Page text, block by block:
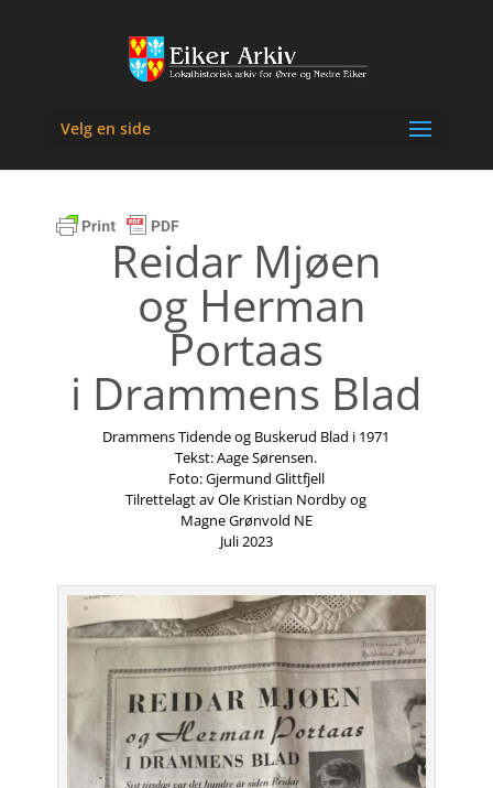
Velg en side
Reidar Mjøen
og Herman
Portaas
i Drammens Blad
Drammens Tidende og Buskerud Blad i 1971
Tekst: Aage Sørensen.
Foto: Gjermund Glittfjell
Tilrettelagt av Ole Kristian Nordby og
Magne Grønvold NE
Juli 2023